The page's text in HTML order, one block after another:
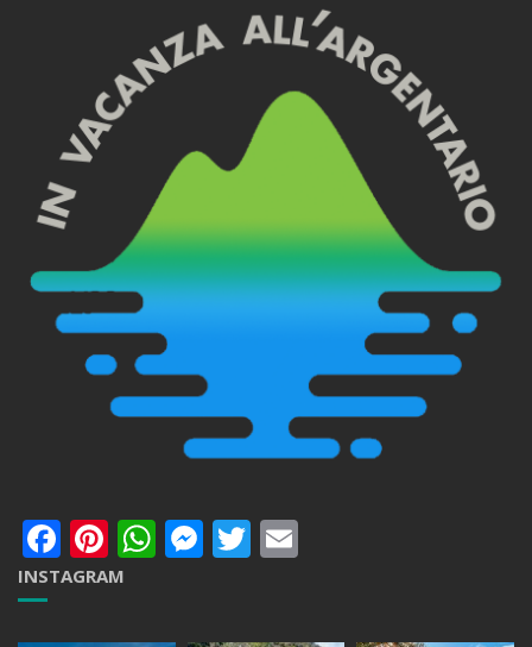
Facebook
Pinterest
WhatsApp
Messenger
Twitter
INSTAGRAM